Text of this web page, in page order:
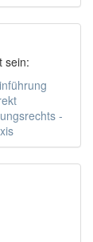
sein:
-